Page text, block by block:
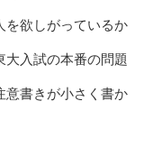
を欲しがっているか
大入試の本番の問題
意書きが小さく書か